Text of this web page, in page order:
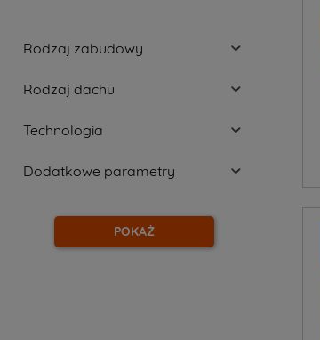
Rodzaj zabudowy
Rodzaj dachu
Technologia
Dodatkowe parametry
POKAŻ